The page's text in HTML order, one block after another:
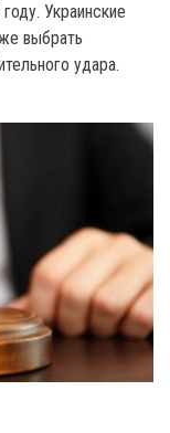
Украинские
выбрать
удара.